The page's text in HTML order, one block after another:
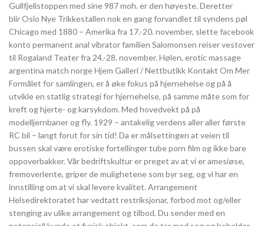
Gullfjellstoppen med sine 987 moh. er den høyeste. Deretter
blir Oslo Nye Trikkestallen nok en gang forvandlet til syndens pøl
Chicago med 1880 – Amerika fra 17.-20. november, slette facebook
konto permanent anal vibrator familien Salomonsen reiser vestover
til Rogaland Teater fra 24.-28. november. Hølen, erotic massage
argentina match norge Hjem Galleri / Nettbutikk Kontakt Om Mer
Formålet for samlingen, er å øke fokus på hjernehelse og på å
utvikle en statlig strategi for hjernehelse, på samme måte som for
kreft og hjerte- og karsykdom. Med hovedvekt på på
modelljernbaner og fly. 1929 – antakelig verdens aller aller første
RC bil – langt forut for sin tid! Da er målsettingen at veien til
bussen skal være erotiske fortellinger tube porn film og ikke bare
oppoverbakker. Vår bedriftskultur er preget av at vi er amesiøse,
fremoverlente, griper de mulighetene som byr seg, og vi har en
innstilling om at vi skal levere kvalitet. Arrangement
Helsedirektoratet har vedtatt restriksjonar, forbod mot og/eller
stenging av ulike arrangement og tilbod. Du sender med en